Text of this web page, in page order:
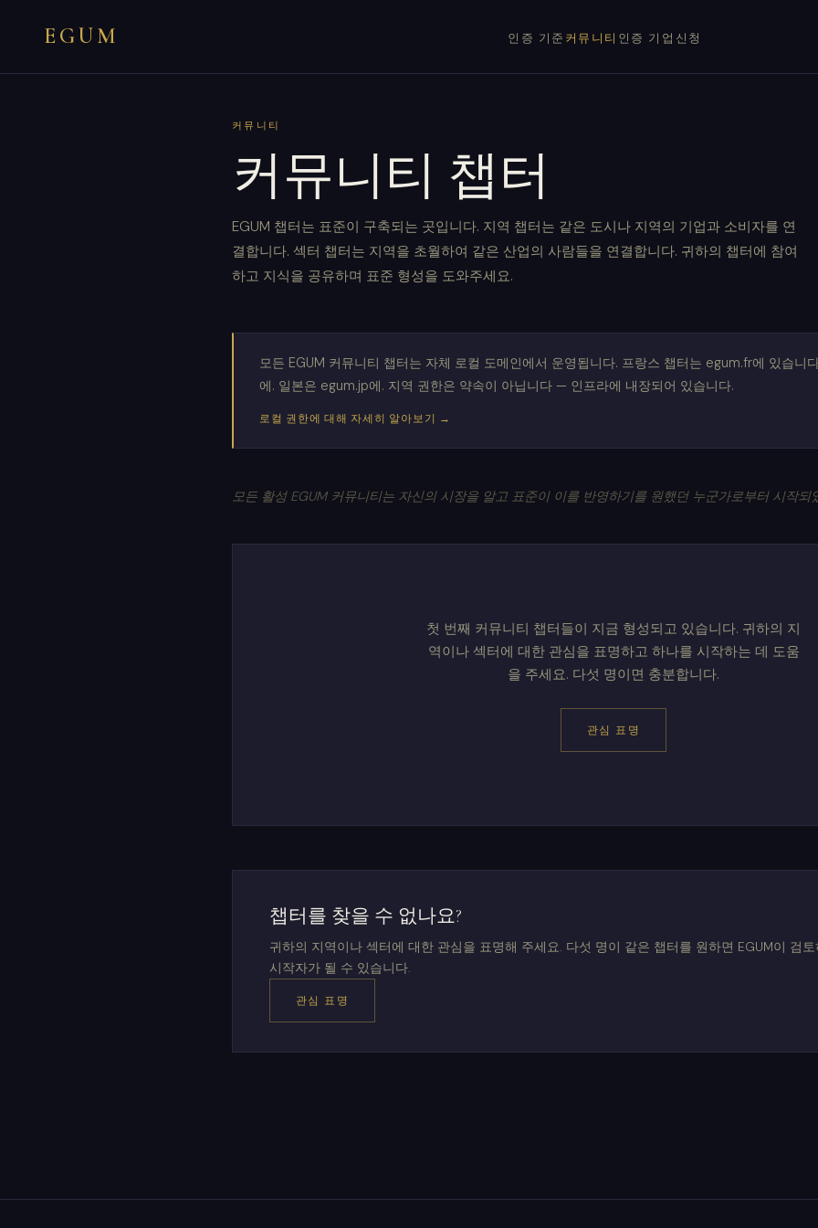
EGUM 인증 기준 커뮤니티 인증 기업 신청
커뮤니티
커뮤니티 챕터
EGUM 챕터는 표준이 구축되는 곳입니다. 지역 챕터는 같은 도시나 지역의 기업과 소비자를 연
결합니다. 섹터 챕터는 지역을 초월하여 같은 산업의 사람들을 연결합니다. 귀하의 챕터에 참여
하고 지식을 공유하며 표준 형성을 도와주세요.
모든 EGUM 커뮤니티 챕터는 자체 로컬 도메인에서 운영됩니다. 프랑스 챕터는 egum.fr에 있습니
에. 일본은 egum.jp에. 지역 권한은 약속이 아닙니다 — 인프라에 내장되어 있습니다.
로컬 권한에 대해 자세히 알아보기 →
모든 활성 EGUM 커뮤니티는 자신의 시장을 알고 표준이 이를 반영하기를 원했던 누군가로부터 시작되
첫 번째 커뮤니티 챕터들이 지금 형성되고 있습니다. 귀하의 지
역이나 섹터에 대한 관심을 표명하고 하나를 시작하는 데 도움
을 주세요. 다섯 명이면 충분합니다.
관심 표명
챕터를 찾을 수 없나요?
귀하의 지역이나 섹터에 대한 관심을 표명해 주세요. 다섯 명이 같은 챕터를 원하면 EGUM이 검
시작자가 될 수 있습니다.
관심 표명